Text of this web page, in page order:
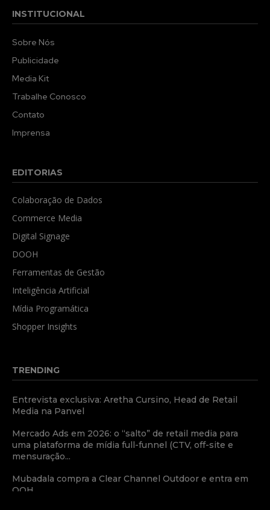
INSTITUCIONAL
Sobre Nós
Publicidade
Media Kit
Trabalhe Conosco
Contato
Imprensa
EDITORIAS
Colaboração de Dados
Commerce Media
Digital Signage
DOOH
Ferramentas de Gestão
Inteligência Artificial
Mídia Programática
Shopper Insights
TRENDING
Entrevista exclusiva: Aretha Cursino, Head de Retail
Media na Panvel
Mercado Ads em 2026: o “salto” de retail media para
uma plataforma de mídia full-funnel (CTV, off-site e
mensuração...
Mubadala compra a Clear Channel Outdoor e entra em
OOH